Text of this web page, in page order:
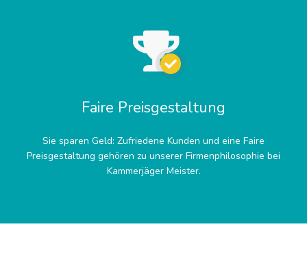
Faire Preisgestaltung
Sie sparen Geld: Zufriedene Kunden und eine Faire
Preisgestaltung gehören zu unserer Firmenphilosophie bei
Kammerjäger Meister.